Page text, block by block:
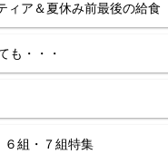
ィア＆夏休み前最後の給食
も・・・
６組・７組特集